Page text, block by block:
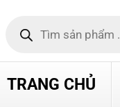
kiếm
TRANG CHỦ